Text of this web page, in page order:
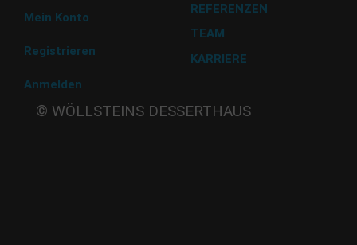
Mein Konto
Registrieren
Anmelden
REFERENZEN
TEAM
KARRIERE
© WÖLLSTEINS DESSERTHAUS